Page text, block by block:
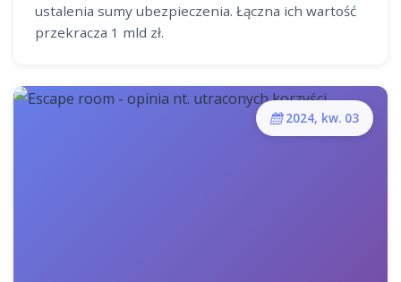
ustalenia sumy ubezpieczenia. Łączna ich wartość
przekracza 1 mld zł.
2024, kw. 03